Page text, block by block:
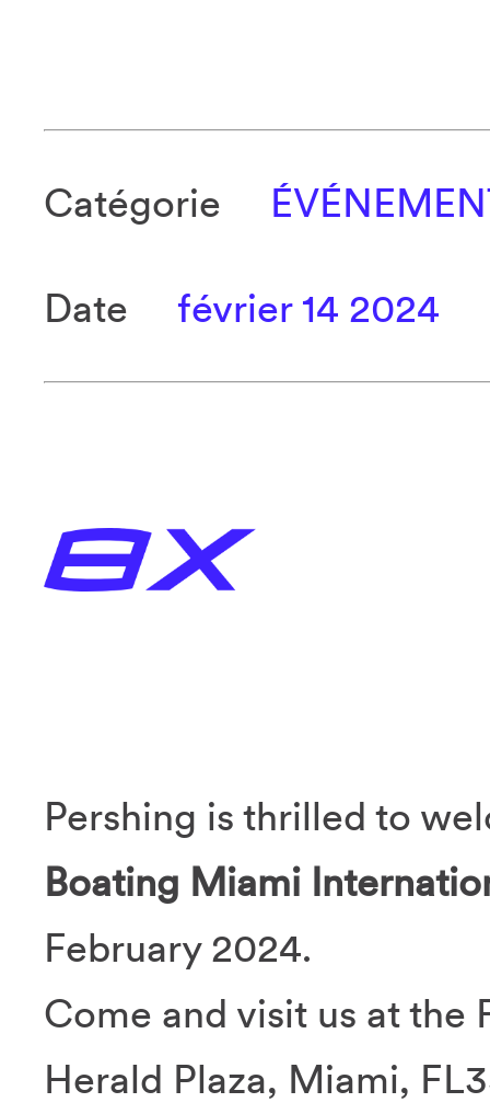
Catégorie
Date février 14 2024
Pershing is thrilled to
Boating Miami
February 2024.
Come and visit us at the
Herald Plaza, Miami,